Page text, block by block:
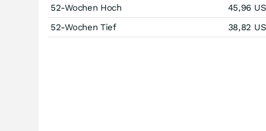
52-Wochen Hoch
45,96
52-Wochen Tief
38,82